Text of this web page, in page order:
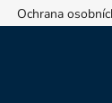
Ochrana